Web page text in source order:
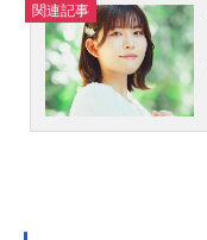
関連記事